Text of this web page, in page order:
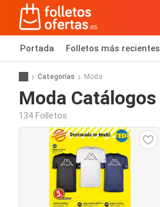
Portada Folletos más recientes
Categorías Moda
Moda Catálogos
134 Folletos